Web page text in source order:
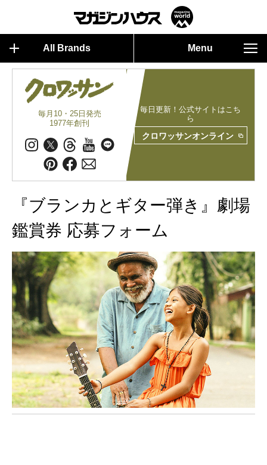
All Brands Menu
毎月10・25日発売
1977年創刊
毎日更新！公式サイトはこち
ら
クロワッサンオンライン
『ブランカとギター弾き』劇場
鑑賞券 応募フォーム